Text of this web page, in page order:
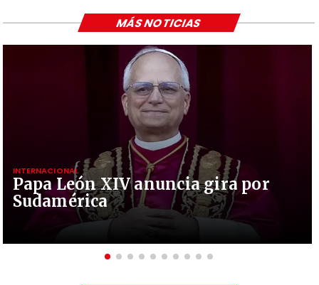
Papa León XIV anuncia gira por
Sudamérica
INTERNACIONAL
MÁS NOTICIAS